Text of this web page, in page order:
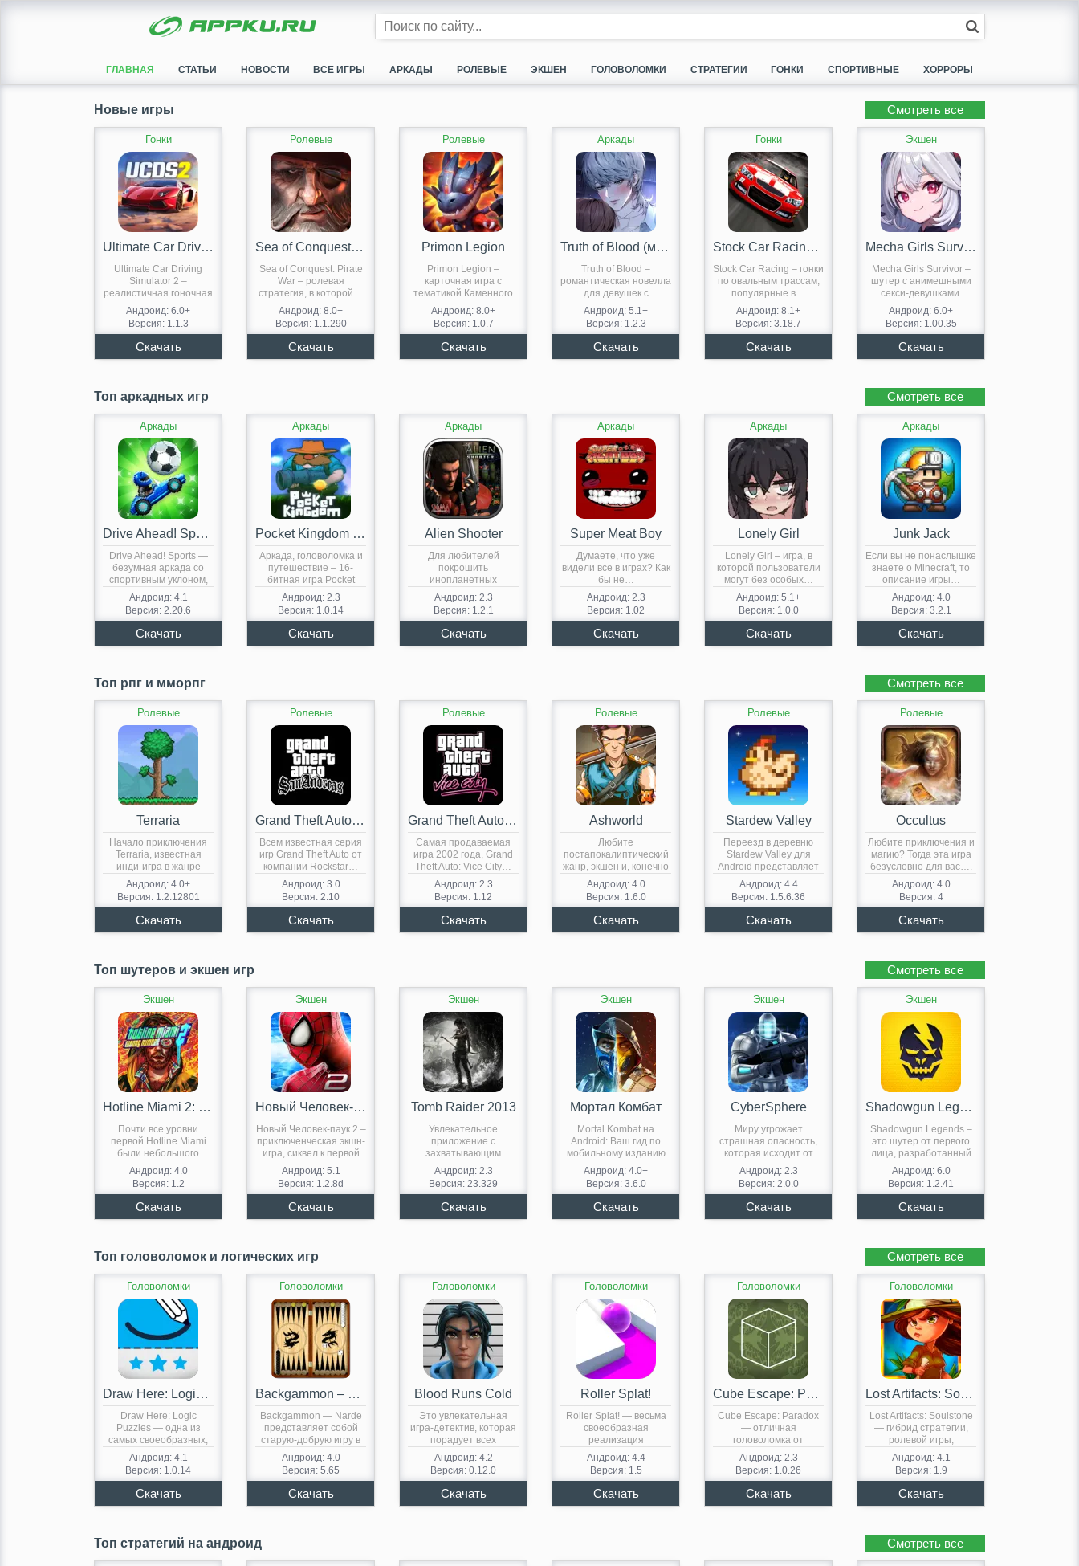
ГЛАВНАЯ СТАТЬИ НОВОСТИ ВСЕ ИГРЫ АРКАДЫ РОЛЕВЫЕ ЭКШЕН ГОЛОВОЛОМКИ СТРАТЕГИИ ГОНКИ СПОРТИВНЫЕ ХОРРОРЫ
Новые игры Смотреть все
Гонки
Ultimate Car Driving Simulator 2
Ultimate Car Driving
Simulator 2 –
реалистичная гоночная
игра. Геймплей…
Андроид: 6.0+
Версия: 1.1.3
Ролевые
Sea of Conquest: Pirate War
Sea of Conquest: Pirate
War – ролевая
стратегия, в которой…
Андроид: 8.0+
Версия: 1.1.290
Ролевые
Primon Legion
Primon Legion –
карточная игра с
тематикой Каменного
Века. Геймплей…
Андроид: 8.0+
Версия: 1.0.7
Аркады
Truth of Blood (мод)
Truth of Blood –
романтическая новелла
для девушек с
четырьмя…
Андроид: 5.1+
Версия: 1.2.3
Гонки
Stock Car Racing (мод)
Stock Car Racing – гонки
по овальным трассам,
популярные в…
Андроид: 8.1+
Версия: 3.18.7
Экшен
Mecha Girls Survivor (мод)
Mecha Girls Survivor –
шутер с анимешными
секси-девушками.
Геймплей В…
Андроид: 6.0+
Версия: 1.00.35
Топ аркадных игр Смотреть все
Аркады
Drive Ahead! Sports
Drive Ahead! Sports —
безумная аркада со
спортивным уклоном,
выполненная…
Андроид: 4.1
Версия: 2.20.6
Аркады
Pocket Kingdom — Tim Tom’s Journey
Аркада, головоломка и
путешествие – 16-
битная игра Pocket
Kingdom —…
Андроид: 2.3
Версия: 1.0.14
Аркады
Alien Shooter
Для любителей
покрошить
инопланетных
монстров создана
увлекательная игра для
андроида…
Андроид: 2.3
Версия: 1.2.1
Аркады
Super Meat Boy
Думаете, что уже
видели все в играх? Как
бы не…
Андроид: 2.3
Версия: 1.02
Аркады
Lonely Girl
Lonely Girl – игра, в
которой пользователи
могут без особых…
Андроид: 5.1+
Версия: 1.0.0
Аркады
Junk Jack
Если вы не понаслышке
знаете о Minecraft, то
описание игры…
Андроид: 4.0
Версия: 3.2.1
Топ рпг и мморпг Смотреть все
Ролевые
Terraria
Начало приключения
Terraria, известная
инди-игра в жанре
Action-Adventure,
теперь доступна…
Андроид: 4.0+
Версия: 1.2.12801
Ролевые
Grand Theft Auto: San Andreas
Всем известная серия
игр Grand Theft Auto от
компании Rockstar…
Андроид: 3.0
Версия: 2.10
Ролевые
Grand Theft Auto: Vice City
Самая продаваемая
игра 2002 года, Grand
Theft Auto: Vice City…
Андроид: 2.3
Версия: 1.12
Ролевые
Ashworld
Любите
постапокалиптический
жанр, экшен и, конечно
же, нападающих со
всех…
Андроид: 4.0
Версия: 1.6.0
Ролевые
Stardew Valley
Переезд в деревню
Stardew Valley для
Android представляет
собой ролевую…
Андроид: 4.4
Версия: 1.5.6.36
Ролевые
Occultus
Любите приключения и
магию? Тогда эта игра
безусловно для вас….
Андроид: 4.0
Версия: 4
Топ шутеров и экшен игр Смотреть все
Экшен
Hotline Miami 2: Wrong Number
Почти все уровни
первой Hotline Miami
были небольшого
размера. Задания…
Андроид: 4.0
Версия: 1.2
Экшен
Новый Человек-паук 2
Новый Человек-паук 2 –
приключенческая экшн-
игра, сиквел к первой
части…
Андроид: 5.1
Версия: 1.2.8d
Экшен
Tomb Raider 2013
Увлекательное
приложение с
захватывающим
сюжетом об
искательнице сокровищ
Ларе Крофт….
Андроид: 2.3
Версия: 23.329
Экшен
Мортал Комбат
Mortal Kombat на
Android: Ваш гид по
мобильному изданию
культовой…
Андроид: 4.0+
Версия: 3.6.0
Экшен
CyberSphere
Миру угрожает
страшная опасность,
которая исходит от
инопланетной расы,
готовой…
Андроид: 2.3
Версия: 2.0.0
Экшен
Shadowgun Legends
Shadowgun Legends –
это шутер от первого
лица, разработанный
Андроид: 6.0
Версия: 1.2.41
Топ головоломок и логических игр Смотреть все
Головоломки
Draw Here: Logic Puzzles
Draw Here: Logic
Puzzles — одна из
самых своеобразных,
Андроид: 4.1
Версия: 1.0.14
Головоломки
Backgammon – Narde
Backgammon — Narde
представляет собой
старую-добрую игру в
короткие нарды,…
Андроид: 4.0
Версия: 5.65
Головоломки
Blood Runs Cold
Это увлекательная
игра-детектив, которая
порадует всех
любителей такого
жанра. Вокруг…
Андроид: 4.2
Версия: 0.12.0
Головоломки
Roller Splat!
Roller Splat! — весьма
своеобразная
реализация
классической и
знакомой многим…
Андроид: 4.4
Версия: 1.5
Головоломки
Cube Escape: Paradox
Cube Escape: Paradox
— отличная
головоломка от
компании Rusty Lake,…
Андроид: 2.3
Версия: 1.0.26
Головоломки
Lost Artifacts: Soulstone
Lost Artifacts: Soulstone
— гибрид стратегии,
ролевой игры,
головоломки и…
Андроид: 4.1
Версия: 1.9
Топ стратегий на андроид Смотреть все